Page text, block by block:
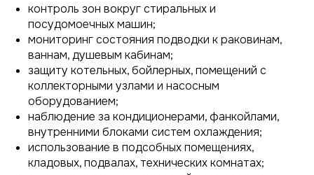
контроль зон вокруг стиральных и
посудомоечных машин;
мониторинг состояния подводки к раковинам,
ваннам, душевым кабинам;
защиту котельных, бойлерных, помещений с
коллекторными узлами и насосным
оборудованием;
наблюдение за кондиционерами, фанкойлами,
внутренними блоками систем охлаждения;
использование в подсобных помещениях,
кладовых, подвалах, технических комнатах;